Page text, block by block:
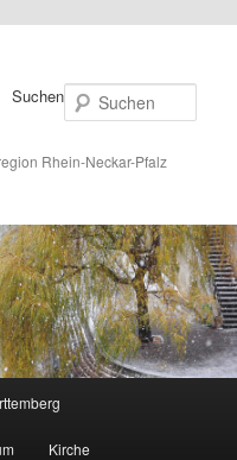
Rhein-Neckar-Pfalz
Suchen
Kirche